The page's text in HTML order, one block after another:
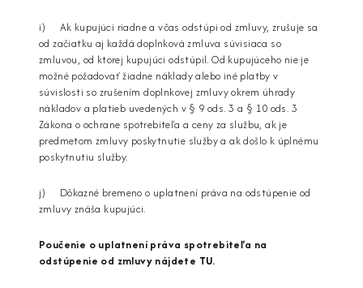
i) Ak kupujúci riadne a včas odstúpi od zmluvy, zrušuje sa
od začiatku aj každá doplnková zmluva súvisiaca so
zmluvou, od ktorej kupujúci odstúpil. Od kupujúceho nie je
možné požadovať žiadne náklady alebo iné platby v
súvislosti so zrušením doplnkovej zmluvy okrem úhrady
nákladov a platieb uvedených v § 9 ods. 3 a § 10 ods. 3
Zákona o ochrane spotrebiteľa a ceny za službu, ak je
predmetom zmluvy poskytnutie služby a ak došlo k úplnému
poskytnutiu služby.
j) Dôkazné bremeno o uplatnení práva na odstúpenie od
zmluvy znáša kupujúci.
Poučenie o uplatnení práva spotrebiteľa na
odstúpenie od zmluvy nájdete TU.